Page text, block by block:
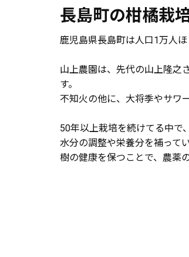
長島町の柑橘栽
鹿児島県長島町は人口1万人
山上農園は、先代の山上隆之
す。
不知火の他に、大将季やサワ
50年以上栽培を続けてる中で
水分の調整や栄養分を補ってい
樹の健康を保つことで、農薬